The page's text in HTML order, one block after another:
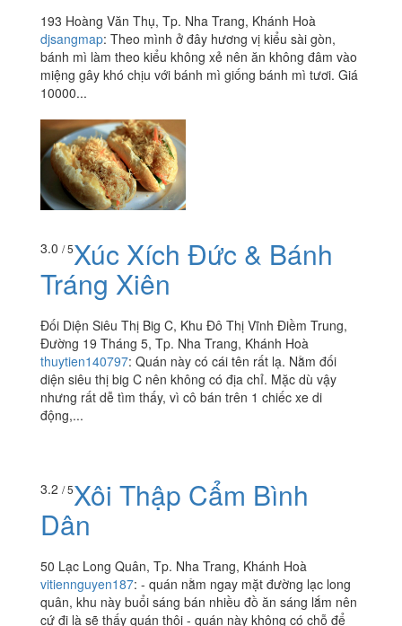
193 Hoàng Văn Thụ, Tp. Nha Trang, Khánh Hoà
djsangmap: Theo mình ở đây hương vị kiểu sài gòn,
bánh mì làm theo kiểu không xẻ nên ăn không đâm vào
miệng gây khó chịu với bánh mì giống bánh mì tươi. Giá
10000...
3.0 / 5Xúc Xích Đức & Bánh
Tráng Xiên
Đối Diện Siêu Thị Big C, Khu Đô Thị Vĩnh Điềm Trung,
Đường 19 Tháng 5, Tp. Nha Trang, Khánh Hoà
thuytien140797: Quán này có cái tên rất lạ. Nằm đối
diện siêu thị big C nên không có địa chỉ. Mặc dù vậy
nhưng rất dễ tìm thấy, vì cô bán trên 1 chiếc xe di
động,...
3.2/ 5Xôi Thập Cẩm Bình
Dân